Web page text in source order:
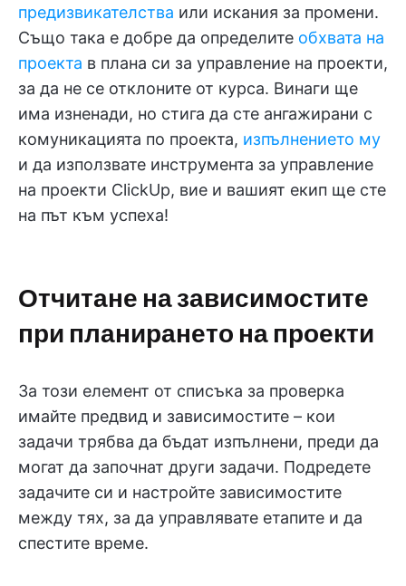
предизвикателства или искания за промени.
Също така е добре да определите обхвата на
проекта в плана си за управление на проекти,
за да не се отклоните от курса. Винаги ще
има изненади, но стига да сте ангажирани с
комуникацията по проекта, изпълнението му
и да използвате инструмента за управление
на проекти ClickUp, вие и вашият екип ще сте
на път към успеха!
Отчитане на зависимостите
при планирането на проекти
За този елемент от списъка за проверка
имайте предвид и зависимостите – кои
задачи трябва да бъдат изпълнени, преди да
могат да започнат други задачи. Подредете
задачите си и настройте зависимостите
между тях, за да управлявате етапите и да
спестите време.